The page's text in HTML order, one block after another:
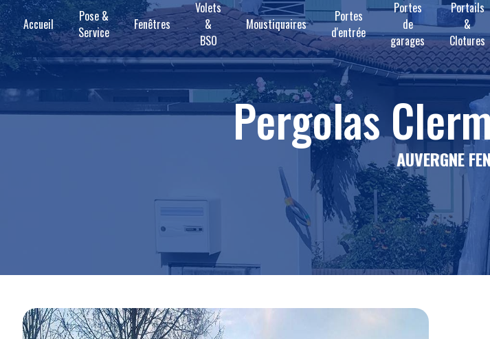
Accueil
Pose &
Service
Fenêtres
Volets
&
BSO
Moustiquaires
Portes
d'entrée
Portes
de
garages
Portails
&
Clotures
pergolas
AUVERGNE
Panneau de gestion des cookies